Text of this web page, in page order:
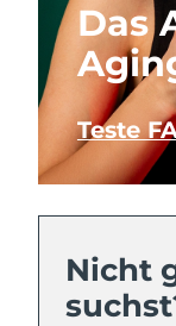
Das
Teste
Nicht